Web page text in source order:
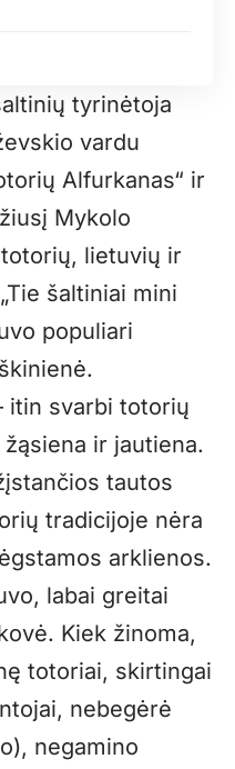
tyrinėtoja
vardu
Alfurkanas“ ir
Mykolo
lietuvių ir
šaltiniai mini
populiari
itin svarbi totorių
ir jautiena.
tautos
tradicijoje nėra
arklienos.
labai greitai
Kiek žinoma,
totoriai, skirtingai
nebegėrė
negamino